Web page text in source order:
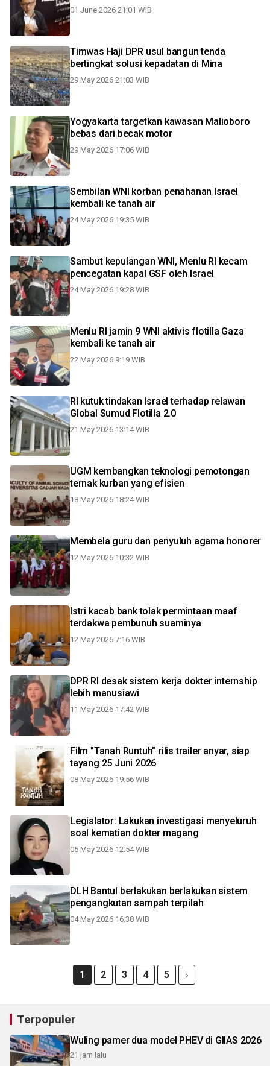
01 June 2026 21:01 WIB
Timwas Haji DPR usul bangun tenda
bertingkat solusi kepadatan di Mina
29 May 2026 21:03 WIB
Yogyakarta targetkan kawasan Malioboro
bebas dari becak motor
29 May 2026 17:06 WIB
Sembilan WNI korban penahanan Israel
kembali ke tanah air
24 May 2026 19:35 WIB
Sambut kepulangan WNI, Menlu RI kecam
pencegatan kapal GSF oleh Israel
24 May 2026 19:28 WIB
Menlu RI jamin 9 WNI aktivis flotilla Gaza
kembali ke tanah air
22 May 2026 9:19 WIB
RI kutuk tindakan Israel terhadap relawan
Global Sumud Flotilla 2.0
21 May 2026 13:14 WIB
UGM kembangkan teknologi pemotongan
ternak kurban yang efisien
18 May 2026 18:24 WIB
Membela guru dan penyuluh agama honorer
12 May 2026 10:32 WIB
Istri kacab bank tolak permintaan maaf
terdakwa pembunuh suaminya
12 May 2026 7:16 WIB
DPR RI desak sistem kerja dokter internship
lebih manusiawi
11 May 2026 17:42 WIB
Film "Tanah Runtuh" rilis trailer anyar, siap
tayang 25 Juni 2026
08 May 2026 19:56 WIB
Legislator: Lakukan investigasi menyeluruh
soal kematian dokter magang
05 May 2026 12:54 WIB
DLH Bantul berlakukan berlakukan sistem
pengangkutan sampah terpilah
04 May 2026 16:38 WIB
1 2 3 4 5
Terpopuler
Wuling pamer dua model PHEV di GIIAS 2026
21 jam lalu